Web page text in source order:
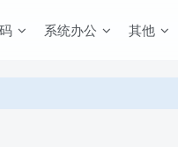
系统办公 其他